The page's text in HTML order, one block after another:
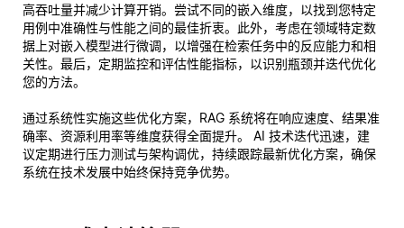
高吞吐量并减少计算开销。尝试不同的嵌入维度，以找到您特定
用例中准确性与性能之间的最佳折衷。此外，考虑在领域特定数
据上对嵌入模型进行微调，以增强在检索任务中的反应能力和相
关性。最后，定期监控和评估性能指标，以识别瓶颈并迭代优化
您的方法。
通过系统性实施这些优化方案，RAG 系统将在响应速度、结果准
确率、资源利用率等维度获得全面提升。 AI 技术迭代迅速，建
议定期进行压力测试与架构调优，持续跟踪最新优化方案，确保
系统在技术发展中始终保持竞争优势。